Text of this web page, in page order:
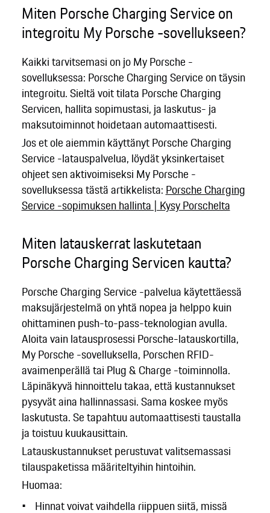
Miten Porsche Charging Service on
integroitu My Porsche -sovellukseen?
Kaikki tarvitsemasi on jo My Porsche -
sovelluksessa: Porsche Charging Service on täysin
integroitu. Sieltä voit tilata Porsche Charging
Servicen, hallita sopimustasi, ja laskutus- ja
maksutoiminnot hoidetaan automaattisesti.
Jos et ole aiemmin käyttänyt Porsche Charging
Service -latauspalvelua, löydät yksinkertaiset
ohjeet sen aktivoimiseksi My Porsche -
sovelluksessa tästä artikkelista: Porsche Charging
Service -sopimuksen hallinta | Kysy Porschelta
Miten latauskerrat laskutetaan
Porsche Charging Servicen kautta?
Porsche Charging Service -palvelua käytettäessä
maksujärjestelmä on yhtä nopea ja helppo kuin
ohittaminen push-to-pass-teknologian avulla.
Aloita vain latausprosessi Porsche-latauskortilla,
My Porsche -sovelluksella, Porschen RFID-
avaimenperällä tai Plug & Charge -toiminnolla.
Läpinäkyvä hinnoittelu takaa, että kustannukset
pysyvät aina hallinnassasi. Sama koskee myös
laskutusta. Se tapahtuu automaattisesti taustalla
ja toistuu kuukausittain.
Latauskustannukset perustuvat valitsemassasi
tilauspaketissa määriteltyihin hintoihin.
Huomaa:
Hinnat voivat vaihdella riippuen siitä, missä